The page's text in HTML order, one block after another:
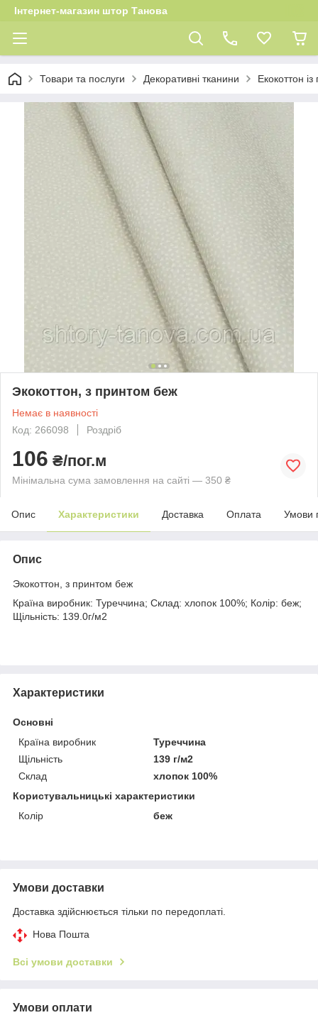
Інтернет-магазин штор Танова
Товари та послуги Декоративні тканини Екокоттон
Экокоттон, з принтом беж
Немає в наявності
Код: 266098
Роздріб
106 ₴/пог.м
Мінімальна сума замовлення на сайті — 350 ₴
Опис Характеристики Доставка Оплата Умови
Опис
Экокоттон, з принтом беж
Країна виробник: Туреччина; Склад: хлопок 100%; Колір: беж;
Щільність: 139.0г/м2
Характеристики
Основні
Країна виробник
Туреччина
Щільність
139 г/м2
Склад
хлопок 100%
Користувальницькі характеристики
Колір
беж
Умови доставки
Доставка здійснюється тільки по передоплаті.
Нова Пошта
Всі умови доставки
Умови оплати